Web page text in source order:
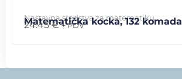
Nastavna sredstva za matematiku
Matematička kocka, 132 komada
24.45€ + PDV